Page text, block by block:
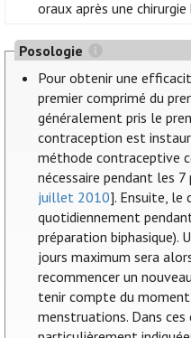
oraux après une
Posologie
Pour obtenir une
premier comprimé du
généralement pris le
contraception est
méthode contraceptive
nécessaire pendant les
juillet 2010]. Ensuite, le
quotidiennement
préparation biphasique).
jours maximum sera
recommencer un
tenir compte du
menstruations. Dans